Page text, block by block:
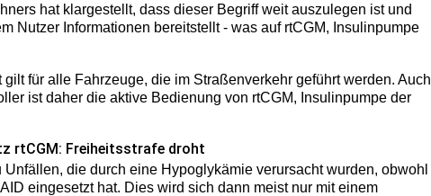
hat klargestellt, dass dieser Begriff weit auszulegen ist und
Nutzer Informationen bereitstellt - was auf rtCGM, Insulinpumpe
für alle Fahrzeuge, die im Straßenverkehr geführt werden. Auch
ist daher die aktive Bedienung von rtCGM, Insulinpumpe der
rtCGM: Freiheitsstrafe droht
Unfällen, die durch eine Hypoglykämie verursacht wurden, obwohl
eingesetzt hat. Dies wird sich dann meist nur mit einem